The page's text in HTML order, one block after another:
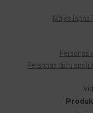
Mājas lapas
Personas
Personas datu